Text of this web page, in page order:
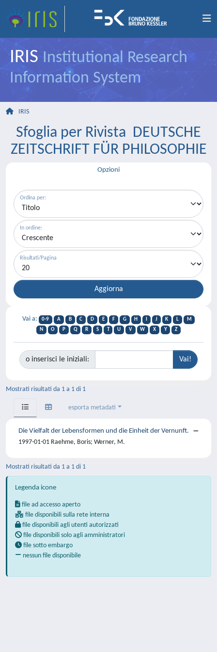
IRIS Institutional Research
Information System
IRIS
Sfoglia per Rivista DEUTSCHE
ZEITSCHRIFT FÜR PHILOSOPHIE
Opzioni
Ordina per:
In ordine:
Risultati/Pagina
Vai a: 0-9 A B C D E F G H J K L
M
N
O P Q R S T U V W X Y Z
o inserisci le iniziali:
Mostrati risultati da 1 a 1 di 1
esporta metadati
Die Vielfalt der Lebensformen und die Einheit der Vernunft.
1997-01-01 Raehme, Boris; Werner, M.
Mostrati risultati da 1 a 1 di 1
Legenda icone
file ad accesso aperto
file disponibili sulla rete interna
file disponibili agli utenti autorizzati
file disponibili solo agli amministratori
file sotto embargo
nessun file disponibile